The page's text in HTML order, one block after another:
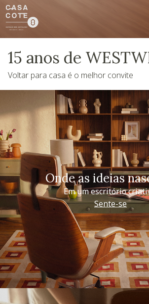
15 anos de
Voltar para casa é o melhor convite
Onde as ideias
Em um escritório
Sente-se